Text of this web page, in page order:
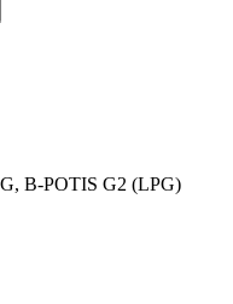
B-POTIS G2 (LPG)